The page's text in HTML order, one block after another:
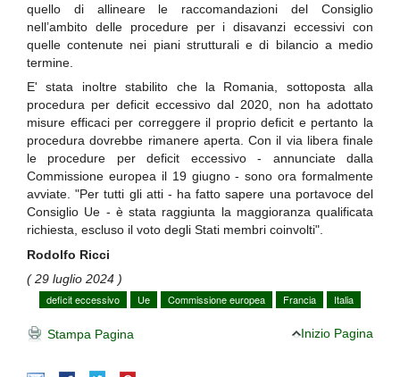
quello di allineare le raccomandazioni del Consiglio
nell’ambito delle procedure per i disavanzi eccessivi con
quelle contenute nei piani strutturali e di bilancio a medio
termine.
E' stata inoltre stabilito che la Romania, sottoposta alla
procedura per deficit eccessivo dal 2020, non ha adottato
misure efficaci per correggere il proprio deficit e pertanto la
procedura dovrebbe rimanere aperta. Con il via libera finale
le procedure per deficit eccessivo - annunciate dalla
Commissione europea il 19 giugno - sono ora formalmente
avviate. "Per tutti gli atti - ha fatto sapere una portavoce del
Consiglio Ue - è stata raggiunta la maggioranza qualificata
richiesta, escluso il voto degli Stati membri coinvolti".
Rodolfo Ricci
( 29 luglio 2024 )
deficit eccessivo
Ue Commissione europea Francia Italia
Stampa Pagina Inizio Pagina